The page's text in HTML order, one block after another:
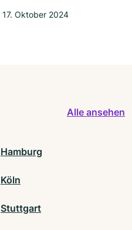
17. Oktober 2024
Alle ansehen
Hamburg
Köln
Stuttgart